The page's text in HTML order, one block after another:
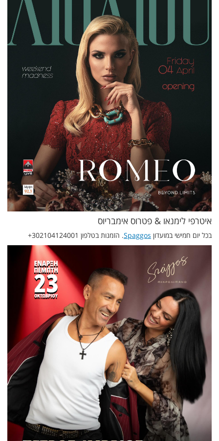
איטרפי לימנאו & פטרוס אימבריוס
בכל יום חמישי במועדון Spaggos. הזמנות בטלפון 302104124001+